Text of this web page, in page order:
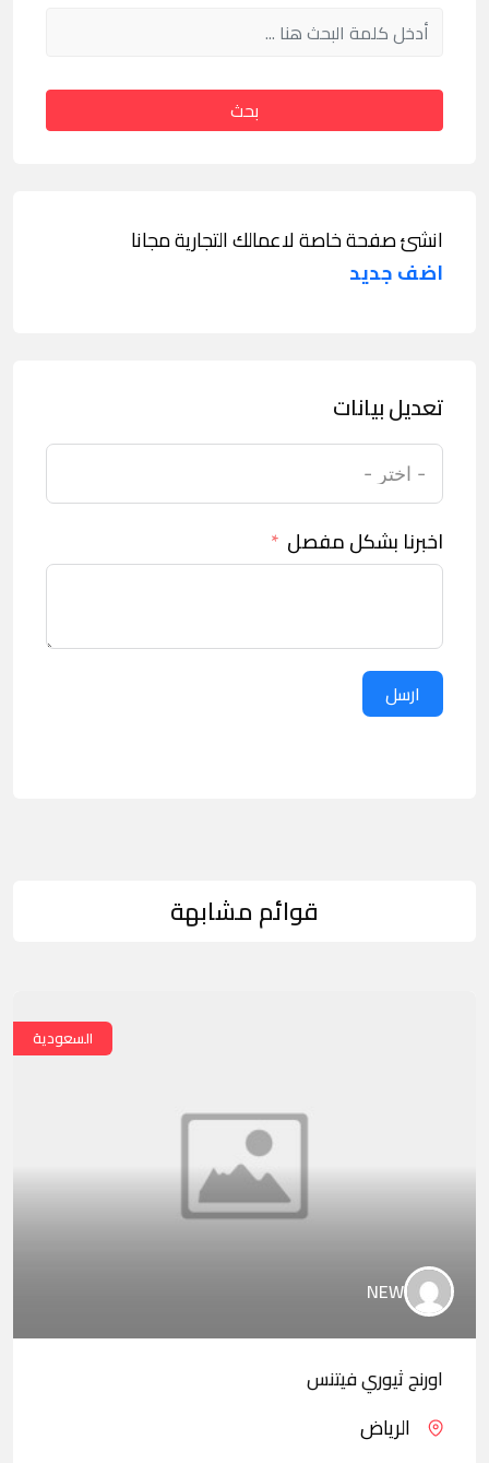
بحث
انشئ صفحة خاصة لاعمالك التجارية مجانا
اضف جديد
تعديل بيانات
اخبرنا بشكل مفصل
ارسل
قوائم مشابهة
السعودية
NEW
اورنج ثيوري فيتنس
الرياض